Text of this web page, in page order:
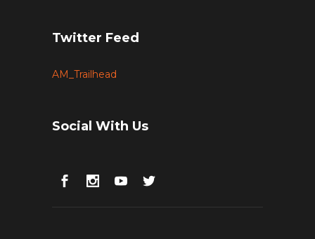
Twitter Feed
AM_Trailhead
Social With Us